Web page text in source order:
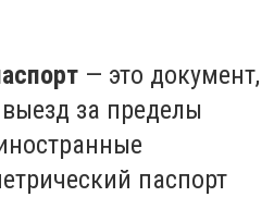
— это документ,
за пределы
паспорт